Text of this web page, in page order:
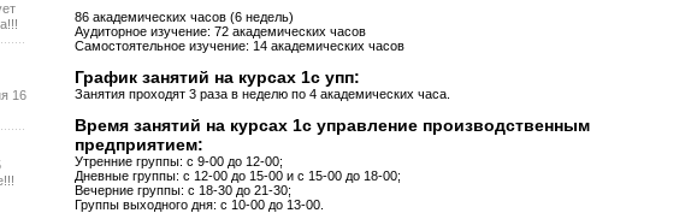
16
86 академических часов (6 недель)
Аудиторное изучение: 72 академических часов
Самостоятельное изучение: 14 академических часов
График занятий на курсах 1с упп:
Занятия проходят 3 раза в неделю по 4 академических часа.
Время занятий на курсах 1с управление производственным
предприятием:
Утренние группы: с 9-00 до 12-00;
Дневные группы: с 12-00 до 15-00 и с 15-00 до 18-00;
Вечерние группы: с 18-30 до 21-30;
Группы выходного дня: с 10-00 до 13-00.